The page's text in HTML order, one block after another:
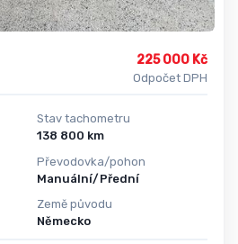
225 000 Kč
Odpočet DPH
Stav tachometru
138 800 km
Převodovka/pohon
Manuální/Přední
Země původu
Německo